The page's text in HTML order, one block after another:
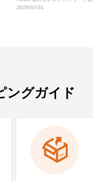
2026/07/31
ングガイド